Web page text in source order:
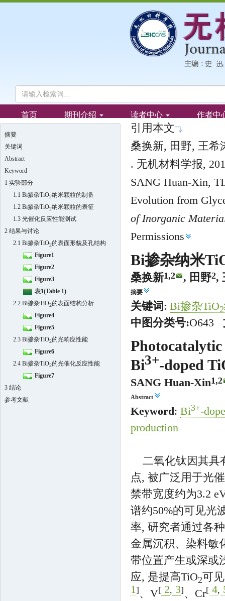
摘要
关键词
Abstract
Keyword
1 实验部分
1.1 Bi掺杂TiO2纳米颗粒的制备
1.2 Bi掺杂TiO2纳米颗粒的表征
1.3 光催化反应性能测试
2 结果与讨论
2.1 Bi掺杂TiO2的表面形貌及孔结构
Figure1
Figure2
Figure3
表1(Table 1)
2.2 Bi掺杂TiO2的表面结构分析
Figure4
Figure5
2.3 Bi掺杂TiO2的光响应性能
Figure6
2.4 Bi掺杂TiO2的光催化反应性能
Figure7
3 结论
参考文献
引用本文
桑换新, 田野, 王希
. 无机材料学报,
SANG Huan-Xin,
Evolution from
of Inorganic
Permissions
Bi掺杂纳米
桑换新1,2 , 田野2,
摘要
关键词 : Bi掺杂TiO2
中图分类号:O643
Bi3+-doped
SANG Huan-Xin1,2
Abstract
Keyword: Bi3+-
production
二氧化钛因其具
点, 被广泛用于光
禁带宽度约为3.2
谱约50%的可见光
率, 研究者通过各
金属沉积、染料敏
带位置产生或深或
应, 是提高TiO2可
1 ]、V[ 2, 3]、Cr[ 4,